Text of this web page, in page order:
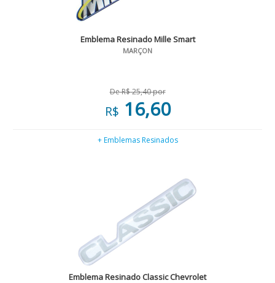
Emblema Resinado Mille Smart
MARÇON
De R$ 25,40 por
R$ 16,60
+ Emblemas Resinados
Emblema Resinado Classic Chevrolet